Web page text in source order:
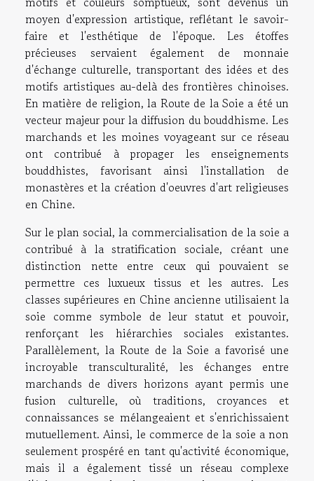
moyen d'expression artistique, reflétant le savoir-
faire et l'esthétique de l'époque. Les étoffes
précieuses servaient également de monnaie
d'échange culturelle, transportant des idées et des
motifs artistiques au-delà des frontières chinoises.
En matière de religion, la Route de la Soie a été un
vecteur majeur pour la diffusion du bouddhisme. Les
marchands et les moines voyageant sur ce réseau
ont contribué à propager les enseignements
bouddhistes, favorisant ainsi l'installation de
monastères et la création d'oeuvres d'art religieuses
en Chine.
Sur le plan social, la commercialisation de la soie a
contribué à la stratification sociale, créant une
distinction nette entre ceux qui pouvaient se
permettre ces luxueux tissus et les autres. Les
classes supérieures en Chine ancienne utilisaient la
soie comme symbole de leur statut et pouvoir,
renforçant les hiérarchies sociales existantes.
Parallèlement, la Route de la Soie a favorisé une
incroyable transculturalité, les échanges entre
marchands de divers horizons ayant permis une
fusion culturelle, où traditions, croyances et
connaissances se mélangeaient et s'enrichissaient
mutuellement. Ainsi, le commerce de la soie a non
seulement prospéré en tant qu'activité économique,
mais il a également tissé un réseau complexe